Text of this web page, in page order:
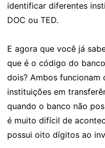
identificar diferentes
DOC ou TED.
E agora que você já
que é o código do
dois? Ambos
instituições em
quando o banco não
é muito difícil de
possui oito dígitos ao